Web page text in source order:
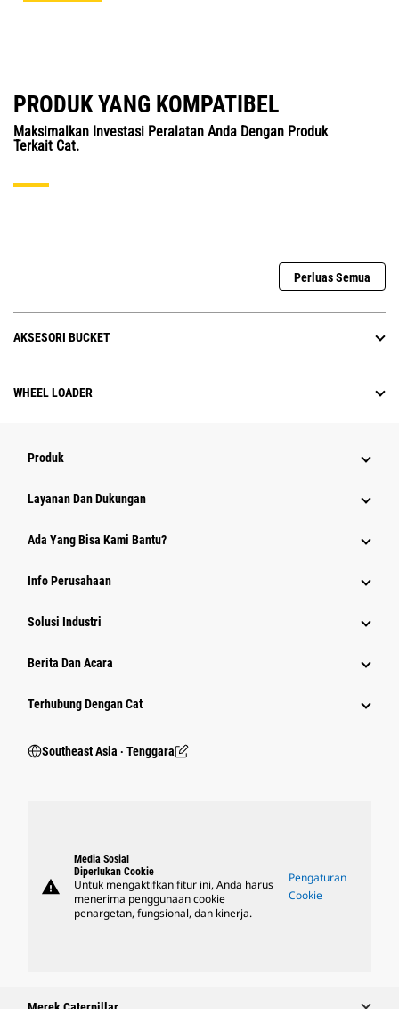
PRODUK YANG KOMPATIBEL
Maksimalkan Investasi Peralatan Anda Dengan Produk
Terkait Cat.
Perluas Semua
AKSESORI BUCKET
WHEEL LOADER
Produk
Layanan Dan Dukungan
Ada Yang Bisa Kami Bantu?
Info Perusahaan
Solusi Industri
Berita Dan Acara
Terhubung Dengan Cat
Southeast Asia ‧ Tenggara
warning
Media Sosial
Diperlukan Cookie
Untuk mengaktifkan fitur ini, Anda harus
menerima penggunaan cookie
penargetan, fungsional, dan kinerja.
Pengaturan
Cookie